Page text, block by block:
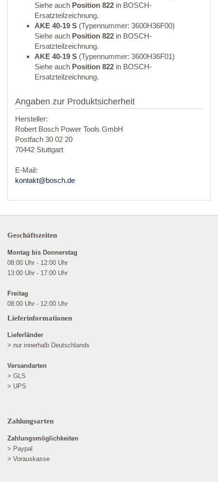
Siehe auch Position 822 in BOSCH-
Ersatzteilzeichnung.
AKE 40-19 S (Typennummer: 3600H36F00)
Siehe auch Position 822 in BOSCH-
Ersatzteilzeichnung.
AKE 40-19 S (Typennummer: 3600H36F01)
Siehe auch Position 822 in BOSCH-
Ersatzteilzeichnung.
Angaben zur Produktsicherheit
Hersteller:
Robert Bosch Power Tools GmbH
Postfach 30 02 20
70442 Stuttgart
E-Mail:
kontakt@bosch.de
Geschäftszeiten
Montag bis Donnerstag
08:00 Uhr - 12:00 Uhr
13:00 Uhr - 17:00 Uhr
Freitag
08:00 Uhr - 12:00 Uhr
Lieferinformationen
Lieferländer
> nur innerhalb Deutschlands
Versandarten
> GLS
> UPS
Zahlungsarten
Zahlungsmöglichkeiten
> Paypal
> Vorauskasse